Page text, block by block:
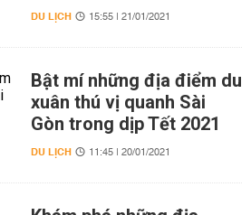
DU LỊCH 15:55 | 21/01/2021
Bật mí những địa điểm du
xuân thú vị quanh Sài
Gòn trong dịp Tết 2021
DU LỊCH 11:45 | 20/01/2021